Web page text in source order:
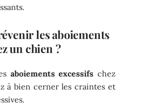
les aboiements
un chien ?
aboiements excessifs chez
à bien cerner les craintes et